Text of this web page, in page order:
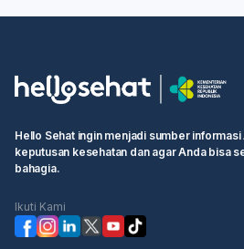
Hello Sehat ingin menjadi sumber
keputusan kesehatan dan agar Anda bisa
bahagia.
Ikuti Kami